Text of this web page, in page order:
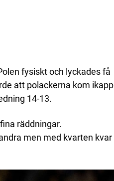
fysiskt och lyckades få
att polackerna kom ikapp
14-13.
räddningar.
men med kvarten kvar